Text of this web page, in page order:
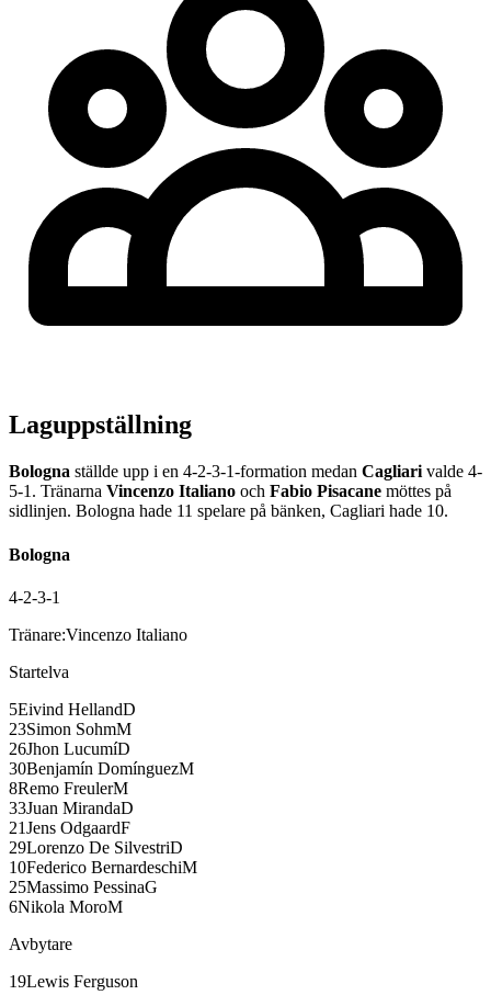
Laguppställning
Bologna ställde upp i en 4-2-3-1-formation medan Cagliari valde 4-
5-1 . Tränarna Vincenzo Italiano och Fabio Pisacane möttes på
sidlinjen. Bologna hade 11 spelare på bänken, Cagliari hade 10.
Bologna
4-2-3-1
Tränare:Vincenzo Italiano
Startelva
5Eivind HellandD
23Simon SohmM
26Jhon LucumíD
30Benjamín DomínguezM
8Remo FreulerM
33Juan MirandaD
21Jens OdgaardF
29Lorenzo De SilvestriD
10Federico BernardeschiM
25Massimo PessinaG
6Nikola MoroM
Avbytare
19Lewis Ferguson